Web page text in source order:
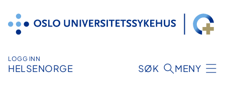
innhold
LOGG INN
HELSENORGE SØK MENY